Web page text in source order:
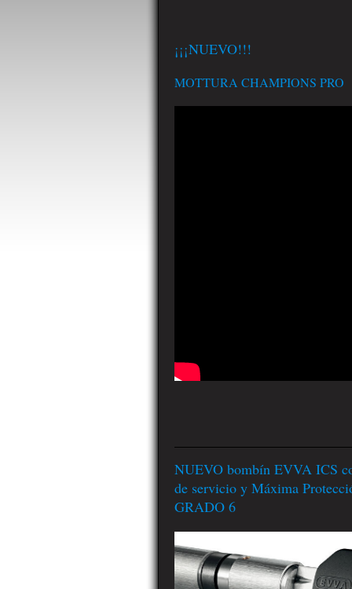
¡¡¡NUEVO!!!
MOTTURA CHAMPIONS PRO
NUEVO bombín EVVA ICS
de servicio y Máxima
GRADO 6